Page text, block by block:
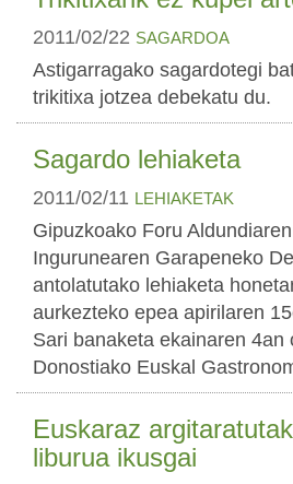
2011/02/22 SAGARDOA
Astigarragako sagardotegi
trikitixa jotzea debekatu du.
Sagardo lehiaketa
2011/02/11 LEHIAKETAK
Gipuzkoako Foru
Ingurunearen Garapeneko
antolatutako lehiaketa
aurkezteko epea apirilaren
Sari banaketa ekainaren 4an
Donostiako Euskal
Euskaraz
liburua ikusgai